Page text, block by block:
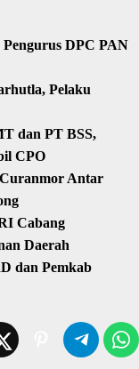
DPC PAN
Pelaku
dan PT BSS,
CPO
Antar
Cabang
Daerah
dan Pemkab